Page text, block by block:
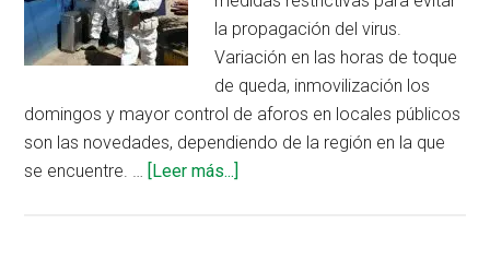
la propagación del virus.
Variación en las horas de toque
de queda, inmovilización los
domingos y mayor control de aforos en locales públicos
son las novedades, dependiendo de la región en la que
se encuentre. … [Leer más...]